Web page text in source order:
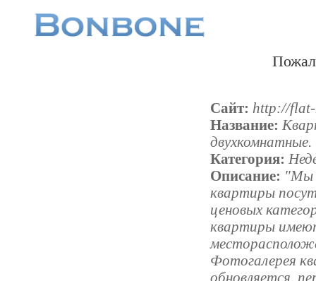
Сайт: http://
Название:
Категория:
Описание: "Мы
квартиры
ценовых
квартиры
Фотогалерея
обновляется,